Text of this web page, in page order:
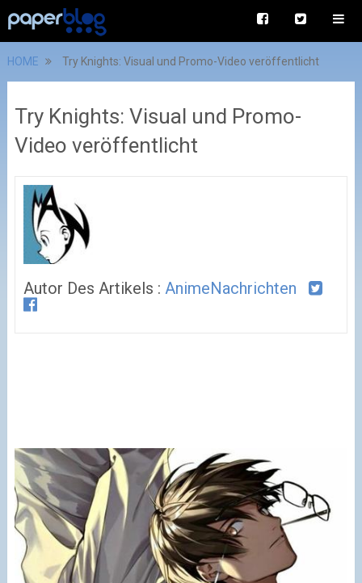
HOME Try Knights: Visual und Promo-Video veröffentlicht
Try Knights: Visual und Promo-
Video veröffentlicht
Autor Des Artikels : AnimeNachrichten